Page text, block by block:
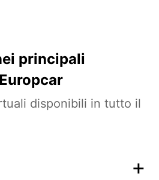
principali
disponibili in tutto il